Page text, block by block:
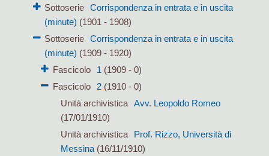
Sottoserie
Corrispondenza in entrata e in uscita
(minute) (1901 - 1908)
Sottoserie
Corrispondenza in entrata e in uscita
(minute) (1909 - 1920)
Fascicolo
1 (1909 - 0)
Fascicolo
2(1910 - 0)
Unità archivistica Avv. Leopoldo Romeo
(17/01/1910)
Unità archivistica
Prof. Rizzo, Università di
Messina(16/11/1910)